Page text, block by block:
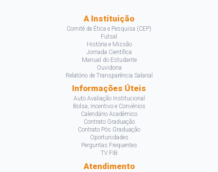
A Instituição
Comitê de Ética e Pesquisa (CEP)
Futsal
História e Missão
Jornada Científica
Manual do Estudante
Ouvidoria
Relatório de Transparência Salarial
Informações Úteis
Auto Avaliação Institucional
Bolsa, Incentivo e Convênios
Calendário Acadêmico
Contrato Graduação
Contrato Pós Graduação
Oportunidades
Perguntas Frequentes
TV FIB
Atendimento